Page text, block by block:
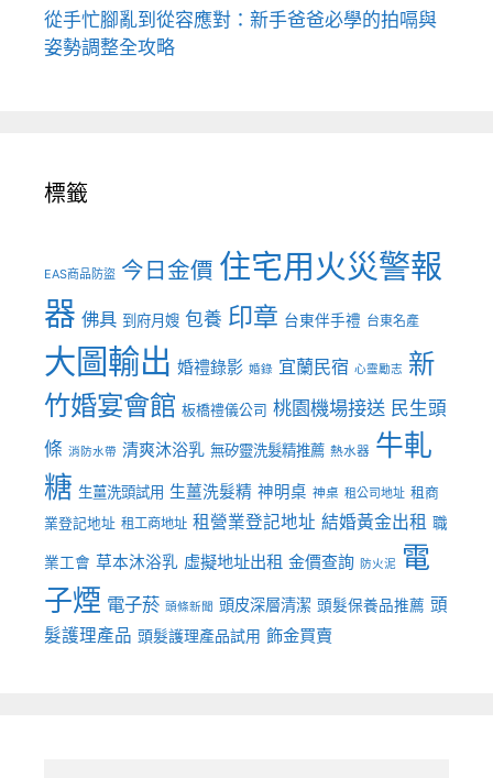
從手忙腳亂到從容應對：新手爸爸必學的拍嗝與
姿勢調整全攻略
標籤
EAS商品防盜 今日金價 住宅用火災警報
器 佛具 到府月嫂 包養 印章 台東伴手禮 台東名產
大圖輸出 婚禮錄影 婚錄 宜蘭民宿 心靈勵志 新
竹婚宴會館 板橋禮儀公司 桃園機場接送 民生頭
條 消防水帶 清爽沐浴乳 無矽靈洗髮精推薦 熱水器 牛軋
糖 生薑洗頭試用 生薑洗髮精 神明桌 神桌 租公司地址 租商
業登記地址 租工商地址 租營業登記地址 結婚黃金出租 職
業工會 草本沐浴乳 虛擬地址出租 金價查詢 防火泥
電
子煙 電子菸 頭條新聞 頭皮深層清潔 頭髮保養品推薦 頭
髮護理產品 頭髮護理產品試用 飾金買賣